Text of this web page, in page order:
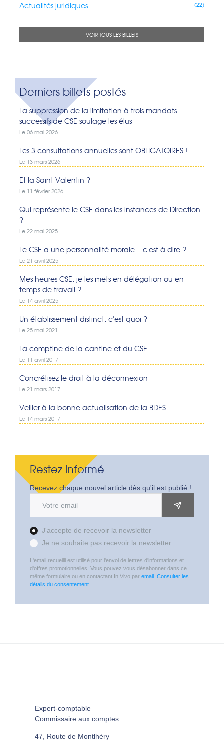
Restez informé
Recevez chaque nouvel article dès qu'il est publié !
OK
J'accepte de recevoir la newsletter
Je ne souhaite pas recevoir la newsletter
L'email recueilli est utilisé pour l'envoi de lettres d'informations et
d'offres promotionnelles. Vous pouvez vous désabonner dans ce
même formulaire ou en contactant In Vivo par email . Consulter les
détails du consentement.
Derniers billets postés
La suppression de la limitation à trois mandats
successifs de CSE soulage les élus
Le 06 mai 2026
Les 3 consultations annuelles sont OBLIGATOIRES !
Le 13 mars 2026
Et la Saint Valentin ?
Le 11 février 2026
Qui représente le CSE dans les instances de Direction
?
Le 22 mai 2025
Le CSE a une personnalité morale... c'est à dire ?
Le 21 avril 2025
Mes heures CSE, je les mets en délégation ou en
temps de travail ?
Le 14 avril 2025
Un établissement distinct, c'est quoi ?
Le 25 mai 2021
La comptine de la cantine et du CSE
Le 11 avril 2017
Concrétisez le droit à la déconnexion
Le 21 mars 2017
Veiller à la bonne actualisation de la BDES
Le 14 mars 2017
Actualités juridiques (22)
VOIR TOUS LES BILLETS
Expert-comptable
Commissaire aux comptes
47, Route de Montlhéry